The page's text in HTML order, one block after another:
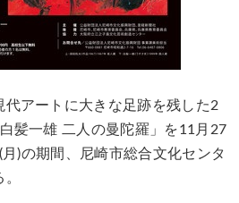
アートに大きな足跡を残した2
髪一雄 二人の曼陀羅」を11月27
)の期間、尼崎市総合文化センタ